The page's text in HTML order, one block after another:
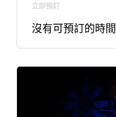
立即預訂
沒有可預訂的時間